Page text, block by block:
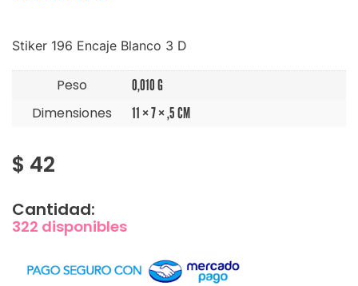
Stiker 196 Encaje Blanco 3 D
Peso 0,010 G
Dimensiones 11 × 7 × ,5 CM
$ 42
Cantidad:
322 disponibles